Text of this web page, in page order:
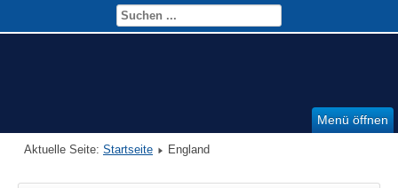
Menü öffnen
Aktuelle Seite: Startseite England